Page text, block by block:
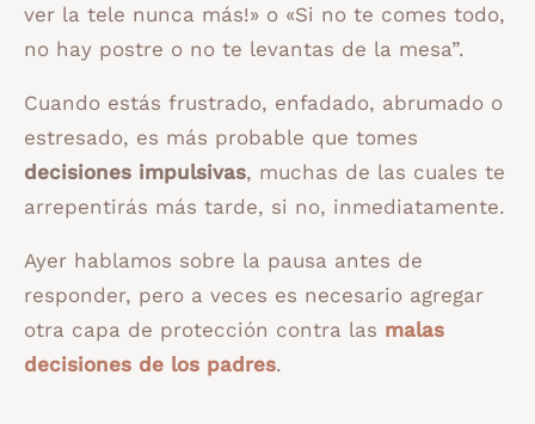
ver la tele nunca más!» o «Si no te comes todo,
no hay postre o no te levantas de la mesa”.
Cuando estás frustrado, enfadado, abrumado o
estresado, es más probable que tomes
decisiones impulsivas, muchas de las cuales te
arrepentirás más tarde, si no, inmediatamente.
Ayer hablamos sobre la pausa antes de
responder, pero a veces es necesario agregar
otra capa de protección contra las malas
decisiones de los padres.